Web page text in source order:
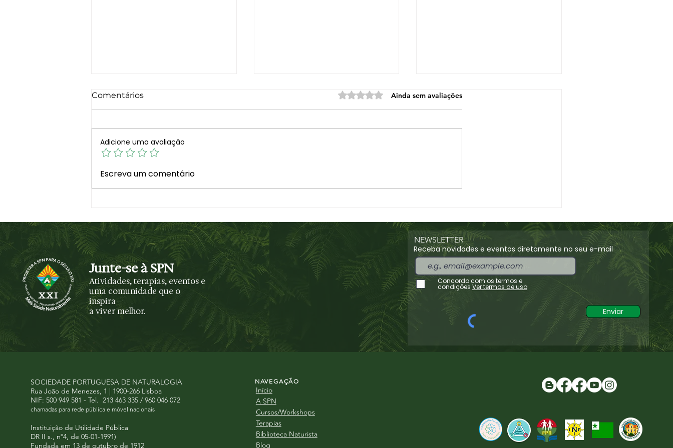
Cuide do Seu Cérebro: 5
Comentários Avaliado com 0 de 5 estrelas.
Ainda sem avaliações
Adicione uma avaliação
Escreva um comentário
Junte-se à SPN
Atividades, terapias, eventos e
uma comunidade que o
inspira
a viver melhor.
Receba novidades e eventos diretamente no seu e-mail
NEWSLETTER
Concordo com os termos e
condições Ver termos de uso
Enviar
SOCIEDADE PORTUGUESA DE NATURALOGIA
Rua João de Menezes, 1 | 1900-266 Lisboa
NIF: 500 949 581 - Tel. 213 463 335 / 960 046 072
chamadas para rede pública e móvel nacionais
Instituição de Utilidade Pública
DR II s., nº4, de 05-01-1991)
Fundada em 13 de outubro de 1912
Início
A SPN
Cursos/Workshops
Terapias
Biblioteca Naturista
Blog
NAVEGAÇÃO